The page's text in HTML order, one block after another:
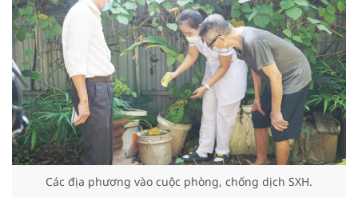
Các địa phương vào cuộc phòng, chống dịch SXH.